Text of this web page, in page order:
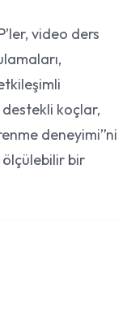
Eğitim
Araştırma
Makalesi
video ders
koçlar,
deneyimi”ni
bir